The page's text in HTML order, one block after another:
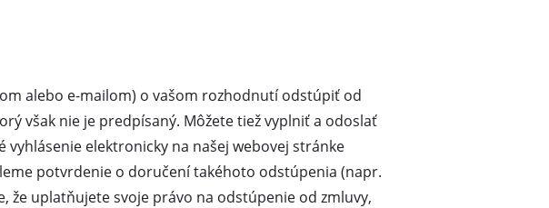
vodu
alebo e-mailom) o vašom rozhodnutí odstúpiť od
však nie je predpísaný. Môžete tiež vyplniť a odoslať
elektronicky na našej webovej stránke
potvrdenie o doručení takéhoto odstúpenia (napr.
že uplatňujete svoje právo na odstúpenie od zmluvy,